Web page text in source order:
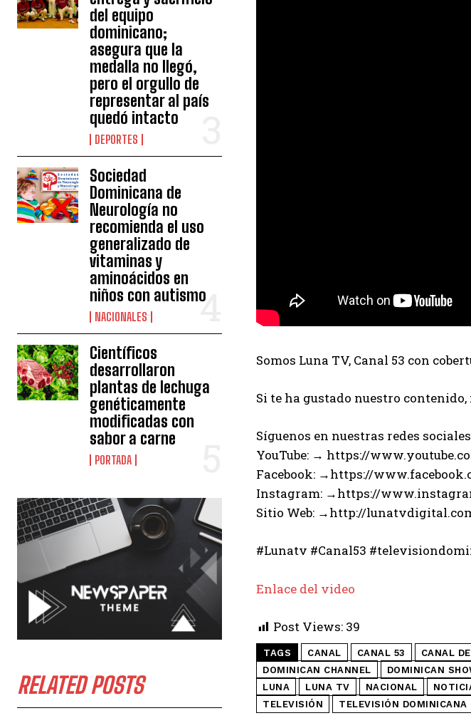
del equipo
dominicano;
asegura que la
medalla no llegó,
pero el orgullo de
representar al país
quedó intacto
DEPORTES
Sociedad
Dominicana de
Neurología no
recomienda el uso
generalizado de
vitaminas y
aminoácidos en
niños con autismo
NACIONALES
Científicos
desarrollaron
plantas de lechuga
genéticamente
modificadas con
sabor a carne
PORTADA
RELATED POSTS
Somos Luna TV, Canal 53 con
Si te ha gustado nuestro
Síguenos en nuestras redes
YouTube: → https://
Facebook: →https://
Instagram: →https://
Sitio Web: →http://
#Lunatv #Canal53
Enlace del video
Post Views: 39
TAGS CANAL CANAL 53 CANAL
DOMINICAN CHANNEL
DOMINICAN
LUNA
LUNA TV NACIONAL
TELEVISIÓN
TELEVISIÓN DOMINICANA